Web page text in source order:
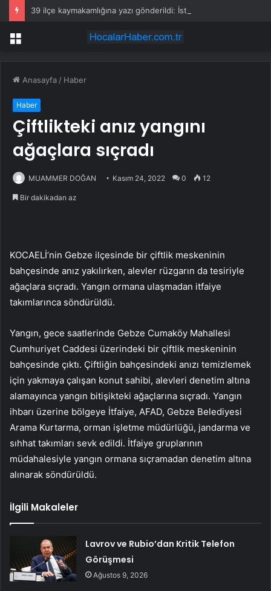
Menü
Anasayfa / Haber
Haber
Çiftlikteki anız yangını
ağaçlara sıçradı
MUAMMER DOĞAN Kasım 24, 2022 0 12
Bir dakikadan az
KOCAELİ’nin Gebze ilçesinde bir çiftlik meskeninin
bahçesinde anız yakılırken, alevler rüzgarın da tesiriyle
ağaçlara sıçradı. Yangın ormana ulaşmadan itfaiye
takımlarınca söndürüldü.
Yangın, gece saatlerinde Gebze Cumaköy Mahallesi
Cumhuriyet Caddesi üzerindeki bir çiftlik meskeninin
bahçesinde çıktı. Çiftliğin bahçesindeki anızı temizlemek
için yakmaya çalışan konut sahibi, alevleri denetim altına
alamayınca yangın bitişikteki ağaçlarına sıçradı. Yangın
ihbarı üzerine bölgeye İtfaiye, AFAD, Gebze Belediyesi
Arama Kurtarma, orman işletme müdürlüğü, jandarma ve
sıhhat takımları sevk edildi. İtfaiye gruplarının
müdahalesiyle yangın ormana sıçramadan denetim altına
alınarak söndürüldü.
İlgili Makaleler
Lavrov ve Rubio’dan Kritik Telefon
Görüşmesi
Ağustos 9, 2026